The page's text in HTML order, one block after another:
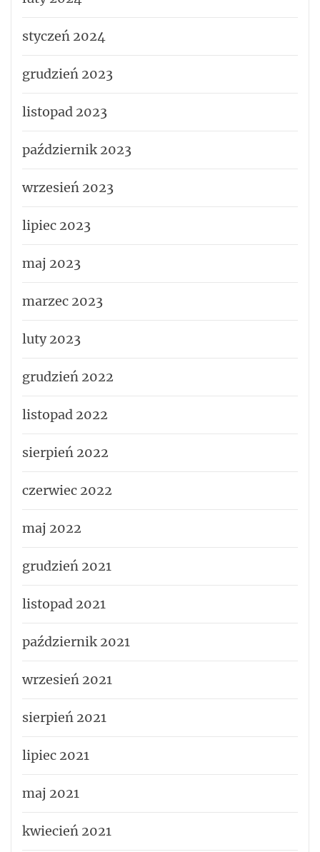
styczeń 2024
grudzień 2023
listopad 2023
październik 2023
wrzesień 2023
lipiec 2023
maj 2023
marzec 2023
luty 2023
grudzień 2022
listopad 2022
sierpień 2022
czerwiec 2022
maj 2022
grudzień 2021
listopad 2021
październik 2021
wrzesień 2021
sierpień 2021
lipiec 2021
maj 2021
kwiecień 2021